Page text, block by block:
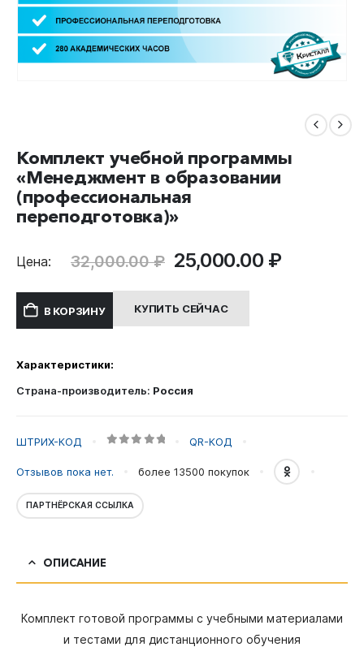
Комплект учебной программы
«Менеджмент в образовании
(профессиональная
переподготовка)»
Цена: 32,000.00₽ Первоначальная
составляла
32,000.00 ₽.
25,000.00 ₽
В КОРЗИНУ КУПИТЬ СЕЙЧАС
Характеристики:
Страна-производитель: Россия
ШТРИХ-КОД QR-КОД
Отзывов пока нет. более 13500 покупок
ПАРТНЁРСКАЯ ССЫЛКА
ОПИСАНИЕ
Комплект готовой программы с учебными материалами
и тестами для дистанционного обучения